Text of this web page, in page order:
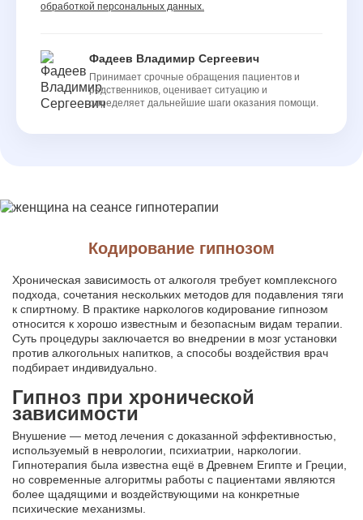
обработкой персональных данных.
Фадеев Владимир Сергеевич
Принимает срочные обращения пациентов и
родственников, оценивает ситуацию и
определяет дальнейшие шаги оказания помощи.
Кодирование гипнозом
Хроническая зависимость от алкоголя требует комплексного
подхода, сочетания нескольких методов для подавления тяги
к спиртному. В практике наркологов кодирование гипнозом
относится к хорошо известным и безопасным видам терапии.
Суть процедуры заключается во внедрении в мозг установки
против алкогольных напитков, а способы воздействия врач
подбирает индивидуально.
Гипноз при хронической
зависимости
Внушение — метод лечения с доказанной эффективностью,
используемый в неврологии, психиатрии, наркологии.
Гипнотерапия была известна ещё в Древнем Египте и Греции,
но современные алгоритмы работы с пациентами являются
более щадящими и воздействующими на конкретные
психические механизмы.